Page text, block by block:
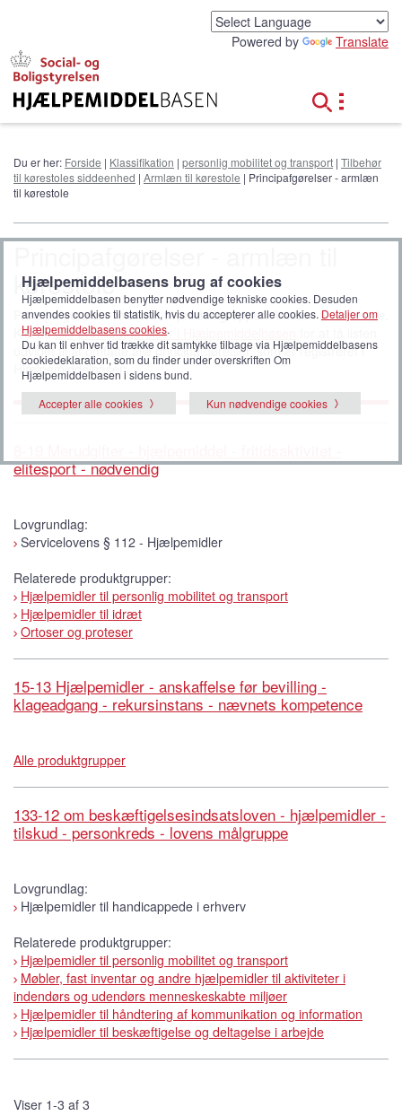
h
Powered by Translate
Du er her: Forside | Klassifikation | personlig mobilitet og transport | Tilbehør
til kørestoles siddeenhed | Armlæn til kørestole | Principafgørelser - armlæn
til kørestole
kørestole
Principafgørelser relateret til produktgruppenArmlæn til kørestole
Klik påalle principafgørelser i Hjælpemiddelbasen
udvidet til at omfatte alle principafgørelser, som er registreret i
Hjælpemiddelbasen.
elitesport - nødvendig
Lovgrundlag:
Servicelovens § 112 - Hjælpemidler
Relaterede produktgrupper:
Hjælpemidler til personlig mobilitet og transport
Hjælpemidler til idræt
Ortoser og proteser
15-13 Hjælpemidler - anskaffelse før bevilling -
klageadgang - rekursinstans - nævnets kompetence
Alle produktgrupper
133-12 om beskæftigelsesindsatsloven - hjælpemidler -
tilskud - personkreds - lovens målgruppe
Lovgrundlag:
Hjælpemidler til handicappede i erhverv
Relaterede produktgrupper:
Hjælpemidler til personlig mobilitet og transport
Møbler, fast inventar og andre hjælpemidler til aktiviteter i
indendørs og udendørs menneskeskabte miljøer
Hjælpemidler til håndtering af kommunikation og information
Hjælpemidler til beskæftigelse og deltagelse i arbejde
Viser 1-3 af 3
Hjælpemiddelbasens brug af cookies
Hjælpemiddelbasen benytter nødvendige tekniske cookies. Desuden
anvendes cookies til statistik, hvis du accepterer alle cookies. Detaljer om
Hjælpemiddelbasens cookies.
Du kan til enhver tid trække dit samtykke tilbage via Hjælpemiddelbasens
cookiedeklaration, som du finder under overskriften Om
Hjælpemiddelbasen i sidens bund.
Accepter alle cookies
Kun nødvendige cookies